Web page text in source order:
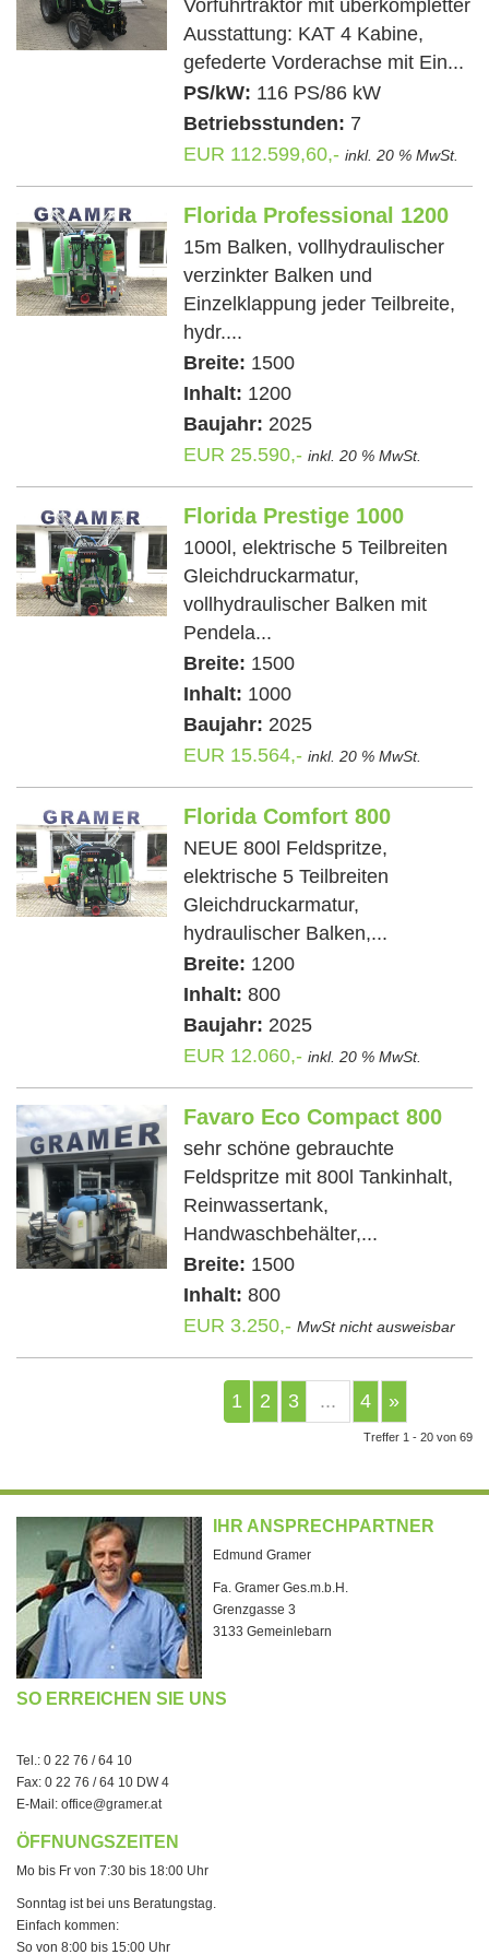
Vorführtraktor mit überkompletter
Ausstattung: KAT 4 Kabine,
gefederte Vorderachse mit Ein...
PS/kW: 116 PS/86 kW
Betriebsstunden: 7
EUR 112.599,60,- inkl. 20 % MwSt.
Florida Professional 1200
15m Balken, vollhydraulischer
verzinkter Balken und
Einzelklappung jeder Teilbreite,
hydr....
Breite: 1500
Inhalt: 1200
Baujahr: 2025
EUR 25.590,- inkl. 20 % MwSt.
Florida Prestige 1000
1000l, elektrische 5 Teilbreiten
Gleichdruckarmatur,
vollhydraulischer Balken mit
Pendela...
Breite: 1500
Inhalt: 1000
Baujahr: 2025
EUR 15.564,- inkl. 20 % MwSt.
Florida Comfort 800
NEUE 800l Feldspritze,
elektrische 5 Teilbreiten
Gleichdruckarmatur,
hydraulischer Balken,...
Breite: 1200
Inhalt: 800
Baujahr: 2025
EUR 12.060,- inkl. 20 % MwSt.
Favaro Eco Compact 800
sehr schöne gebrauchte
Feldspritze mit 800l Tankinhalt,
Reinwassertank,
Handwaschbehälter,...
Breite: 1500
Inhalt: 800
EUR 3.250,- MwSt nicht ausweisbar
1 2 3 ... 4 »
Treffer 1 - 20 von 69
IHR ANSPRECHPARTNER
Edmund Gramer
Fa. Gramer Ges.m.b.H.
Grenzgasse 3
3133 Gemeinlebarn
SO ERREICHEN SIE UNS
Tel.: 0 22 76 / 64 10
Fax: 0 22 76 / 64 10 DW 4
E-Mail: office@gramer.at
ÖFFNUNGSZEITEN
Mo bis Fr von 7:30 bis 18:00 Uhr
Sonntag ist bei uns Beratungstag.
Einfach kommen:
So von 8:00 bis 15:00 Uhr